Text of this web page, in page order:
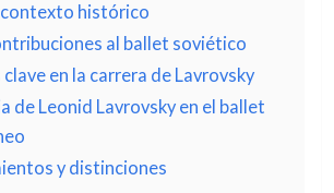
contexto histórico
al ballet soviético
en la carrera de Lavrovsky
de Leonid Lavrovsky en el ballet
y distinciones